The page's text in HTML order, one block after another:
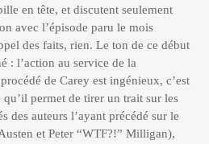
en tête, et discutent seulement
avec l’épisode paru le mois
des faits, rien. Le ton de ce début
: l’action au service de la
de Carey est ingénieux, c’est
qu’il permet de tirer un trait sur les
des auteurs l’ayant précédé sur le
et Peter “WTF?!” Milligan),